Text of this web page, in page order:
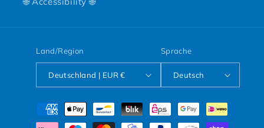
Land/Region
Deutschland | EUR €
Sprache
Deutsch
Zahlungsmethoden